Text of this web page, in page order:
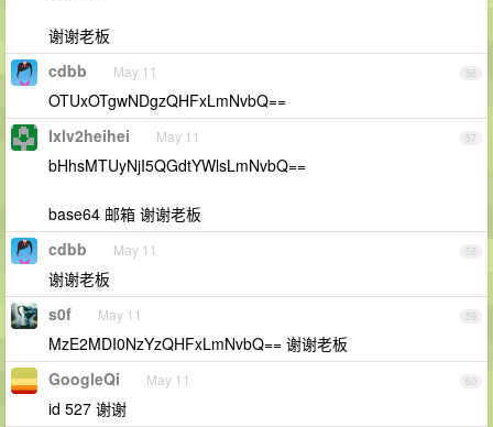
谢谢老板
56
cdbb May 11
OTUxOTgwNDgzQHFxLmNvbQ==
57
lxlv2heihei May 11
bHhsMTUyNjI5QGdtYWlsLmNvbQ==
base64 邮箱 谢谢老板
58
cdbb May 11
谢谢老板
59
s0f May 11
MzE2MDI0NzYzQHFxLmNvbQ== 谢谢老板
60
GoogleQi May 11
id 527 谢谢